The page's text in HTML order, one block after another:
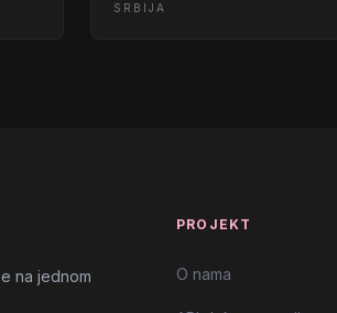
SRBIJA
na jednom
PROJEKT
O nama